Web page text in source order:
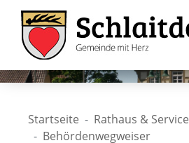
Startseite
Rathaus & Service
Behördenwegweiser